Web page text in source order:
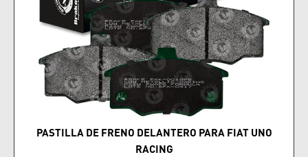
PASTILLA DE FRENO DELANTERO PARA FIAT UNO
RACING